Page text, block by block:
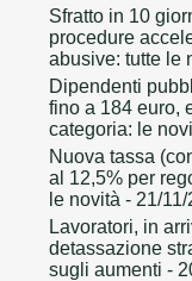
Sfratto in 10
procedure
abusive: tutte le
Dipendenti
fino a 184 euro,
categoria: le
Nuova tassa
al 12,5% per
le novità - 21/
Lavoratori, in
detassazione
sugli aumenti -